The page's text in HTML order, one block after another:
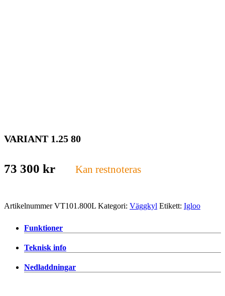
VARIANT 1.25 80
73 300 kr Kan restnoteras
ArtikelnummerVT101.800L Kategori: Väggkyl Etikett: Igloo
Funktioner
Teknisk info
Nedladdningar